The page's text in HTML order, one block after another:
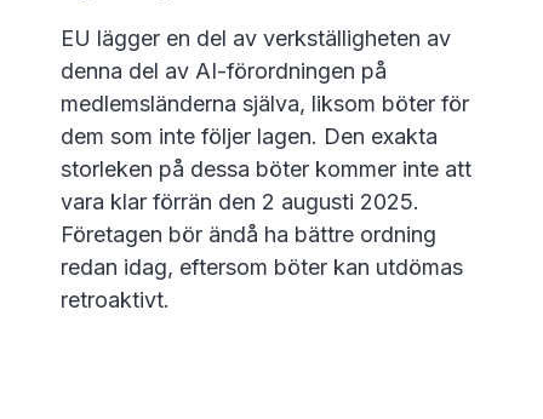
EU lägger en del av verkställigheten av
denna del av AI-förordningen på
medlemsländerna själva, liksom böter för
dem som inte följer lagen. Den exakta
storleken på dessa böter kommer inte att
vara klar förrän den 2 augusti 2025.
Företagen bör ändå ha bättre ordning
redan idag, eftersom böter kan utdömas
retroaktivt.